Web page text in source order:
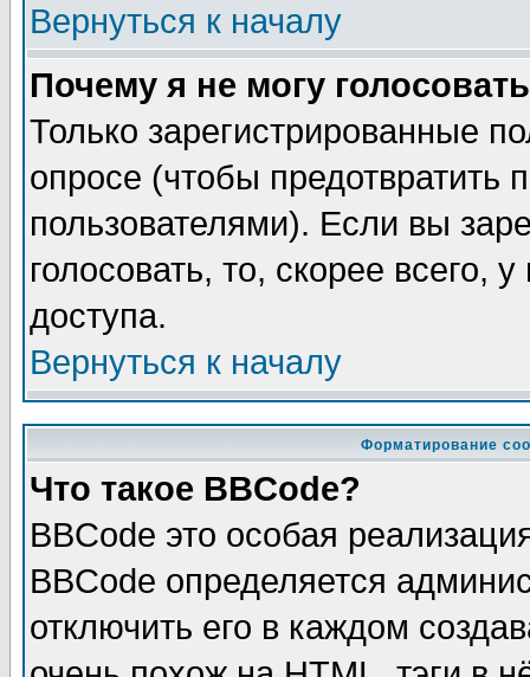
Вернуться к началу
Почему я не могу
Только зарегистрированные
опросе (чтобы предотвратить
пользователями). Если вы
голосовать, то, скорее всего,
доступа.
Вернуться к началу
Форматирование
Что такое BBCode?
BBCode это особая
BBCode определяется
отключить его в каждом